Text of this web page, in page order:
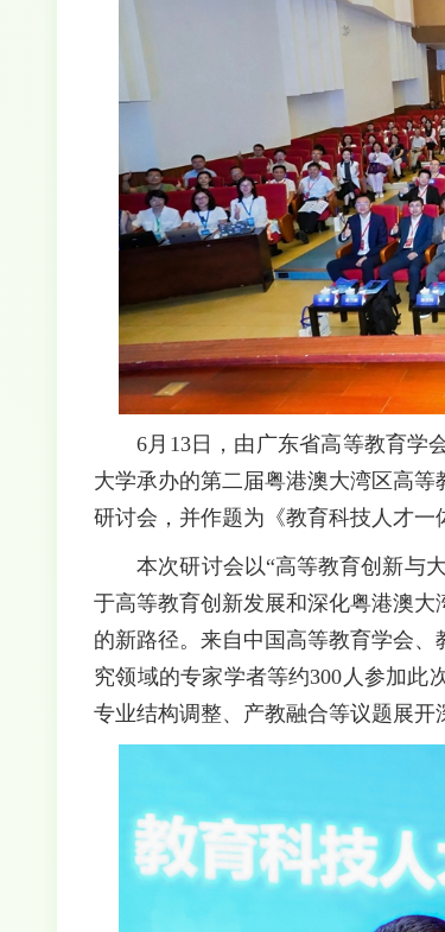
6月13日，由广东省高等教育学
大学承办的第二届粤港澳大湾区高
研讨会，并作题为《教育科技人才一
本次研讨会以“高等教育创新与
于高等教育创新发展和深化粤港澳
的新路径。来自中国高等教育学会
究领域的专家学者等约300人参加此
专业结构调整、产教融合等议题展开